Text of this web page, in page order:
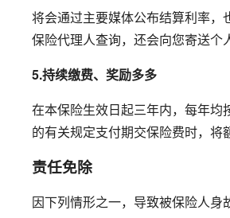
将会通过主要媒体公布结算利率
保险代理人查询，还会向您寄送
5.持续缴费、奖励多多
在本保险生效日起三年内，每年
的有关规定支付期交保险费时，
责任免除
因下列情形之一，导致被保险人